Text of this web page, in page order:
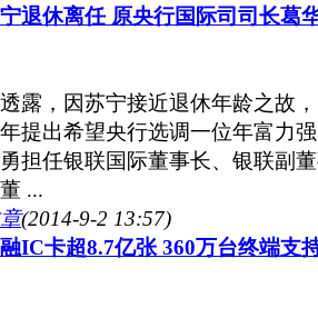
退休离任 原央行国际司司长葛
露，因苏宁接近退休年龄之故
提出希望央行选调一位年富力
担任银联国际董事长、银联副
...
(2014-9-2 13:57)
IC卡超8.7亿张 360万台终端支